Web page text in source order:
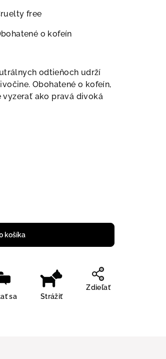
free
o kofeín
odtieňoch udrží
Obohatené o kofeín,
ako pravá divoká
košíka
sa Strážiť
Zdieľať